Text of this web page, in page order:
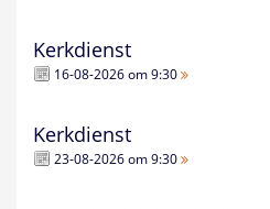
Kerkdienst
16-08-2026 om 9:30
Kerkdienst
23-08-2026 om 9:30